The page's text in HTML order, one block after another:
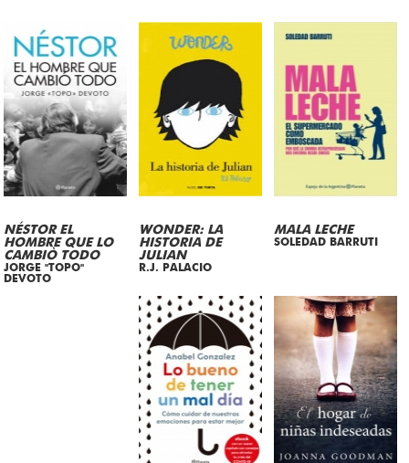
NÉSTOR EL
HOMBRE QUE LO
CAMBIÒ TODO
JORGE "TOPO"
DEVOTO
WONDER: LA
HISTORIA DE
JULIAN
R.J. PALACIO
MALA LECHE
SOLEDAD BARRUTI